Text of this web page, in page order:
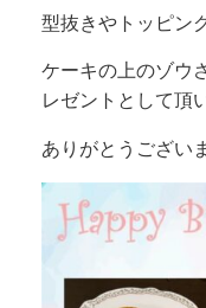
型抜きやトッピン
ケーキの上のゾウ
レゼントとして頂
ありがとうござい